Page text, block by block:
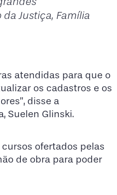
Justiça, Família
atendidas para que o
os cadastros e os
disse a
Suelen Glinski.
ofertados pelas
de obra para poder